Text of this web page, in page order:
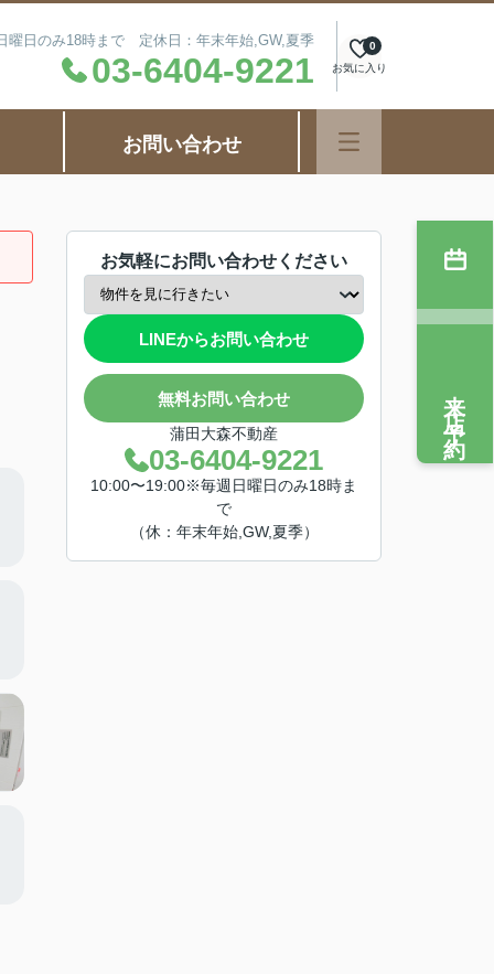
曜日のみ18時まで 定休日：年末年始,GW,夏季
03-6404-9221 お気に入り
0
お問い合わせ
お気軽にお問い合わせください
LINEからお問い合わせ
無料お問い合わせ
蒲田大森不動産
03-6404-9221
10:00〜19:00※毎週日曜日のみ18時ま
で
（休：年末年始,GW,夏季）
来店予約